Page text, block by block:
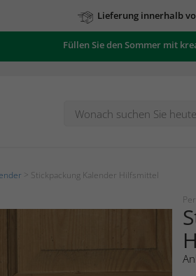
Lieferung innerhalb
Zu unseren
Füllen Sie den Sommer mit
> Stickpackung Kalender Hilfsmittel